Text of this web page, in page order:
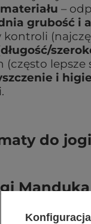
–
grubość i
kontroli
(często lepsze
i
do